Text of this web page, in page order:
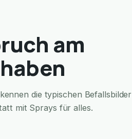
am
die typischen Befallsbilder
mit Sprays für alles.